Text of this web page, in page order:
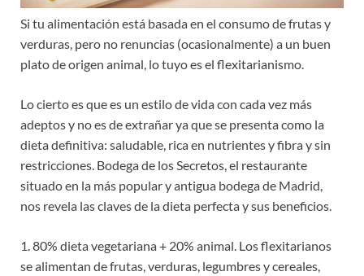
Si tu alimentación está basada en el consumo de frutas y
verduras, pero no renuncias (ocasionalmente) a un buen
plato de origen animal, lo tuyo es el flexitarianismo.
Lo cierto es que es un estilo de vida con cada vez más
adeptos y no es de extrañar ya que se presenta como la
dieta definitiva: saludable, rica en nutrientes y fibra y sin
restricciones. Bodega de los Secretos, el restaurante
situado en la más popular y antigua bodega de Madrid,
nos revela las claves de la dieta perfecta y sus beneficios.
1. 80% dieta vegetariana + 20% animal. Los flexitarianos
se alimentan de frutas, verduras, legumbres y cereales,